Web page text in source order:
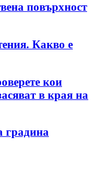
повърхност
Какво е
кои
в края на
градина